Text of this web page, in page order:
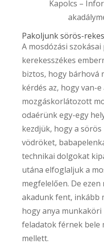
Kapolcs –
Pakoljunk sörös-
A mosdózási
kerekesszékes
biztos, hogy bárhová
kérdés az, hogy van-
mozgáskorlátozott
odaérünk egy-egy
kezdjük, hogy a
vödröket,
technikai dolgokat
utána elfoglaljuk a
megfelelően. De
akadunk fent, inkább
hogy anya munkaköri
feladatok férnek bele
mellett.